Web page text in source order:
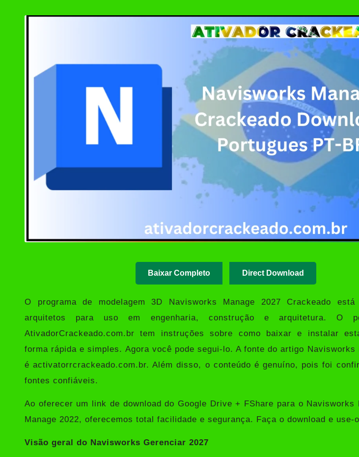
Ashampoo UnInstaller Download Crackeado +
XD-AntiSpy 4.13.0 Crackeado Download Português
Ativador Windows 7 Download Grátis: Windows
Baixar Completo Direct Download
O programa de modelagem 3D Navisworks Manage 2027 Crackeado
arquitetos para uso em engenharia, construção e arquitetura. O
AtivadorCrackeado.com.br tem instruções sobre como baixar e instalar
forma rápida e simples. Agora você pode segui-lo. A fonte do artigo Navisworks
éactivatorrcrackeado.com.br. Além disso, o conteúdo é genuíno, pois foi
fontes confiáveis.
Ao oferecer um link de download do Google Drive + FShare para o Navisworks
Manage 2022, oferecemos total facilidade e segurança. Faça o download e use-
Visão geral do Navisworks Gerenciar 2027